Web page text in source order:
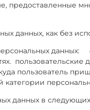
предоставленные
данных, как без
данных:
пользовательские
пользователь
категории
данных в